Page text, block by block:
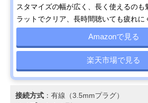
スタマイズの幅が広く、長く使えるのも
ラットでクリア、長時間聴いても疲れに
Amazonで見る
楽天市場で見る
接続方式 ：有線（3.5mmプラグ）